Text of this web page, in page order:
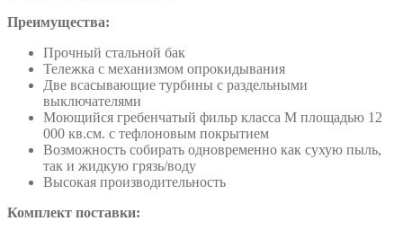
Преимущества:
Прочный стальной бак
Тележка с механизмом опрокидывания
Две всасывающие турбины с раздельными
выключателями
Моющийся гребенчатый фильр класса М площадью 12
000 кв.см. с тефлоновым покрытием
Возможность собирать одновременно как сухую пыль,
так и жидкую грязь/воду
Высокая производительность
Комплект поставки: